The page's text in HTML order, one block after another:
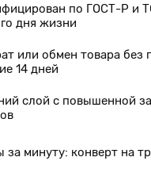
по ГОСТ-Р и
дня жизни
или обмен товара без
14 дней
слой с повышенной
за минуту: конверт на